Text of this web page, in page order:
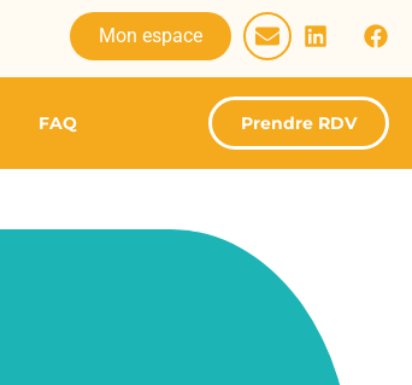
Mon espace
FAQ Prendre RDV